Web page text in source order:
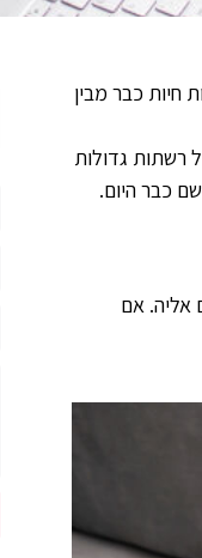
חיות כבר מבין
רשתות גדולות
כבר היום.
אליה. אם